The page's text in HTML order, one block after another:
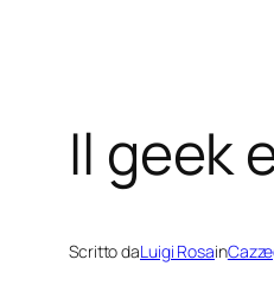
Il geek
Scritto daLuigi Rosain